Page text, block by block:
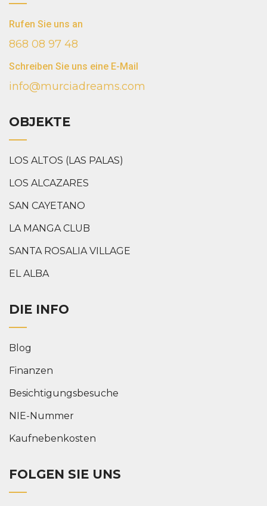
Rufen Sie uns an
868 08 97 48
Schreiben Sie uns eine E-Mail
info@murciadreams.com
OBJEKTE
LOS ALTOS (LAS PALAS)
LOS ALCAZARES
SAN CAYETANO
LA MANGA CLUB
SANTA ROSALIA VILLAGE
EL ALBA
DIE INFO
Blog
Finanzen
Besichtigungsbesuche
NIE-Nummer
Kaufnebenkosten
FOLGEN SIE UNS